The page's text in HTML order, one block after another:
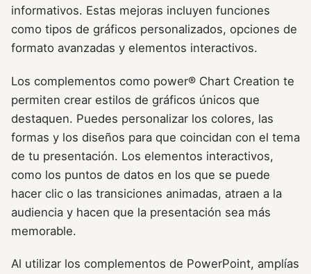
informativos. Estas mejoras incluyen funciones
como tipos de gráficos personalizados, opciones de
formato avanzadas y elementos interactivos.
Los complementos como power® Chart Creation te
permiten crear estilos de gráficos únicos que
destaquen. Puedes personalizar los colores, las
formas y los diseños para que coincidan con el tema
de tu presentación. Los elementos interactivos,
como los puntos de datos en los que se puede
hacer clic o las transiciones animadas, atraen a la
audiencia y hacen que la presentación sea más
memorable.
Al utilizar los complementos de PowerPoint, amplías